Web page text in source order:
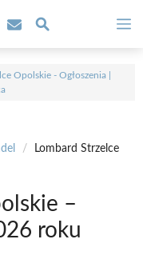
Opolskie - Ogłoszenia |
/
Lombard Strzelce
–
roku